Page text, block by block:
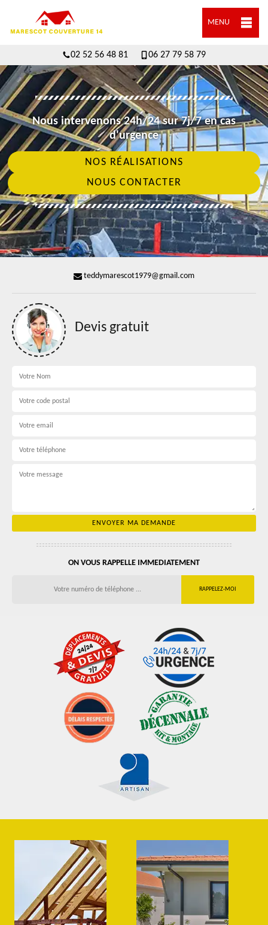
MENU
02 52 56 48 81 06 27 79 58 79
Nous intervenons 24h/24 sur 7j/7 en cas
d'urgence
NOS RÉALISATIONS
NOUS CONTACTER
teddymarescot1979@gmail.com
Devis gratuit
ON VOUS RAPPELLE IMMEDIATEMENT